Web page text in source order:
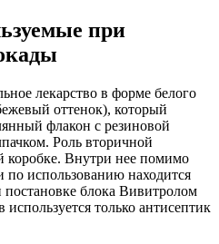
при
лекарство в форме белого
оттенок), который
флакон с резиновой
Роль вторичной
коробке. Внутри нее помимо
по использованию находится
блока Вивитролом
используется только антисептик